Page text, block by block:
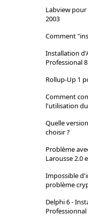
Labview
2003
Comment
Installation
Professional 8
Rollup-Up 1
Comment
l'utilisation du
Quelle
choisir ?
Problème
Larousse 2.0
Impossible
problème
Delphi 6 -
Professionnal